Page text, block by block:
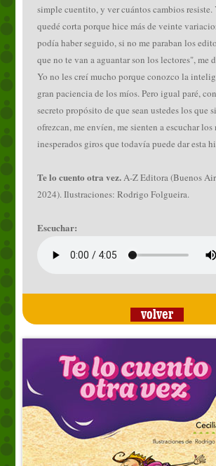
simple cuentito, y ver cuántos cambios resiste.
quedé corta porque hice más de veinte
podía haber seguido, si no me paraban los
que no te van a aguantar son los lectores", me
Yo no les creí mucho porque conozco la
gran paciencia de los míos. Pero igual paré,
secreto propósito de que sean ustedes los que
ofrezcan, me envíen, me sienten a escuchar los
inesperados giros que todavía puede dar esta
Te lo cuento otra vez.A-Z Editora (Buenos
2024). Ilustraciones: Rodrigo Folgueira.
Escuchar:
volver